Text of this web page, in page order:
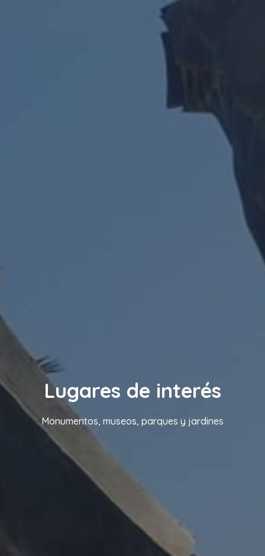
Lugares de interés
Monumentos, museos, parques y jardines